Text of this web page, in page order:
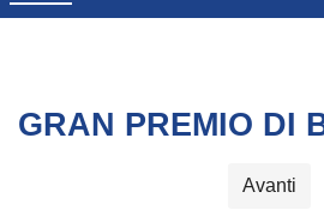
GRAN PREMIO DI
Avanti